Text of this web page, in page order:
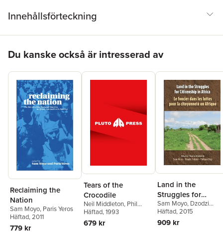
Innehållsförteckning
Du kanske också är intresserad av
Reclaiming the
Nation
Sam Moyo, Paris Yeros
Häftad, 2011
779 kr
Tears of the
Crocodile
Neil Middleton, Phil
O’Keefe,Sam Moyo
Häftad, 1993
679 kr
Land in the
Struggles for
Citizenship in
Sam Moyo, Dzodzi
Tsikata,Yakham Diop
Häftad, 2015
909 kr